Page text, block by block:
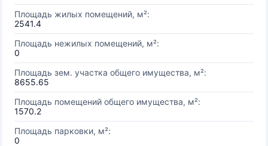
Площадь жилых помещений, м²:
2541.4
Площадь нежилых помещений, м²:
0
Площадь зем. участка общего имущества, м²:
8655.65
Площадь помещений общего имущества, м²:
1570.2
Площадь парковки, м²:
0